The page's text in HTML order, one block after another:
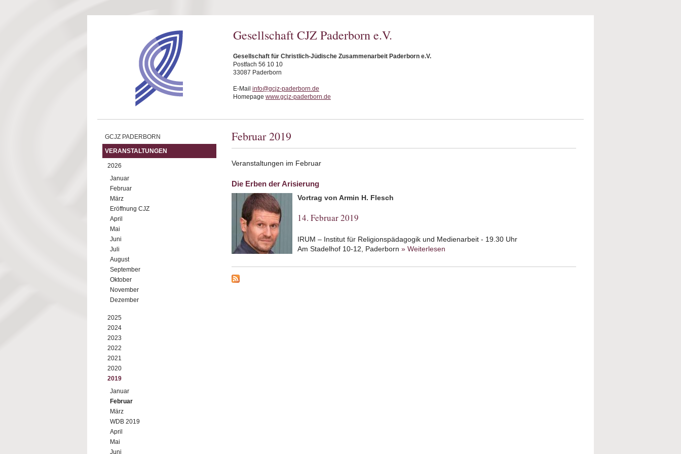
Gesellschaft CJZ Paderborn e.V.
Gesellschaft für Christlich-Jüdische Zusammenarbeit Paderborn e.V.
Postfach 56 10 10
33087 Paderborn
E-Mail info@gcjz-paderborn.de
Homepage www.gcjz-paderborn.de
GCJZ PADERBORN
VERANSTALTUNGEN
2026
Januar
Februar
März
Eröffnung CJZ
April
Mai
Juni
Juli
August
September
Oktober
November
Dezember
2025
2024
2023
2022
2021
2020
2019
Januar
Februar
März
WDB 2019
April
Mai
Juni
Februar 2019
Veranstaltungen im Februar
Die Erben der Arisierung
Vortrag von Armin H. Flesch
14. Februar 2019
IRUM – Institut für Religionspädagogik und Medienarbeit - 19.30 Uhr
Am Stadelhof 10-12, Paderborn » Weiterlesen